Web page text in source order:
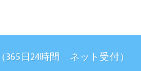
365日24時間 ネット受付）